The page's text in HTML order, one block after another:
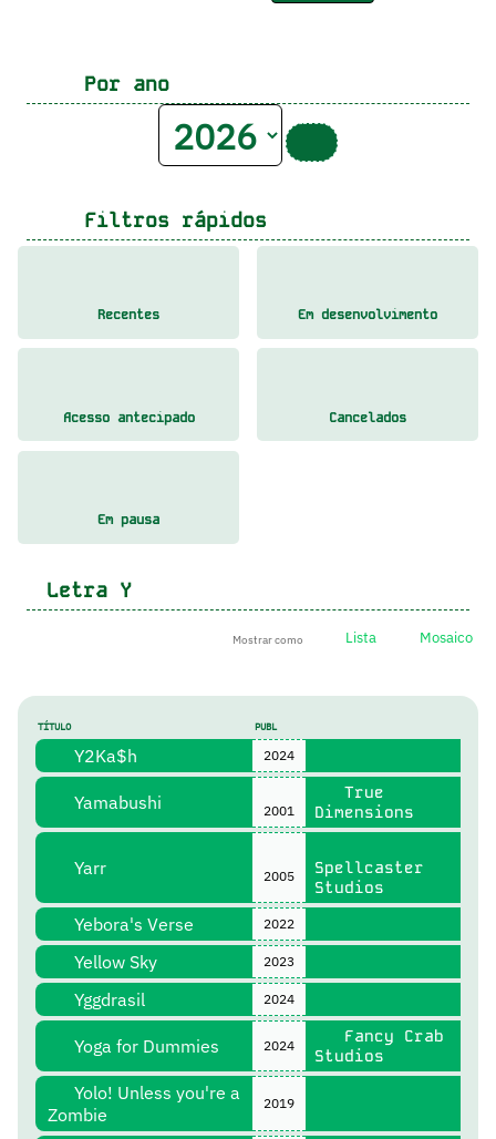
Por ano
Filtros rápidos
Recentes Em desenvolvimento
Acesso antecipado Cancelados
Em pausa
Letra Y
Mostrar como Lista Mosaico
TÍTULO PUBL
Y2Ka$h 2024
Yamabushi 2001
True
Dimensions
Yarr 2005
Spellcaster
Studios
Yebora's Verse 2022
Yellow Sky 2023
Yggdrasil 2024
Yoga for Dummies 2024
Fancy Crab
Studios
Yolo! Unless you're a
Zombie
2019